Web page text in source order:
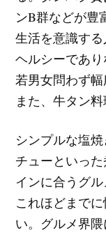
ンB群などが豊
生活を意識する
ヘルシーであ
若男女問わず幅
また、牛タン
シンプルな塩
チューといっ
インに合うグ
これほどまで
い。グルメ界